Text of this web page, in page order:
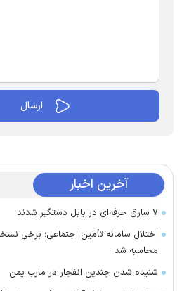
آخرین اخبار
۷ سارق حرفه‌ای در بابل دستگیر شدند
اختلال سامانه تأمین اجتماعی؛ برخی
محاسبه شد
شنیده شدن چندین انفجار در مارب یمن